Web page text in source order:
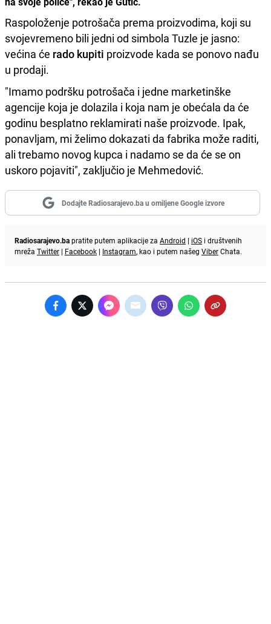
Raspoloženje potrošača prema proizvodima, koji su
svojevremeno bili jedni od simbola Tuzle je jasno:
većina će rado kupiti proizvode kada se ponovo nađu
u prodaji.
"Imamo podršku potrošača i jedne marketinške
agencije koja je dolazila i koja nam je obećala da će
godinu besplatno reklamirati naše proizvode. Ipak,
ponavljam, mi želimo dokazati da fabrika može raditi,
ali trebamo novog kupca i nadamo se da će se on
uskoro pojaviti", zaključio je Mehmedović.
Dodajte Radiosarajevo.ba u omiljene Google izvore
Radiosarajevo.bapratite putem aplikacije za Android | iOS i društvenih
mreža Twitter | Facebook | Instagram, kao i putem našeg ViberChata.